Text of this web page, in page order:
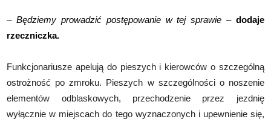
–Będziemy prowadzić postępowanie w tej sprawie – dodaje
rzeczniczka.
Funkcjonariusze apelują do pieszych i kierowców o szczególną
ostrożność po zmroku. Pieszych w szczególności o noszenie
elementów odblaskowych, przechodzenie przez jezdnię
wyłącznie w miejscach do tego wyznaczonych i upewnienie się,